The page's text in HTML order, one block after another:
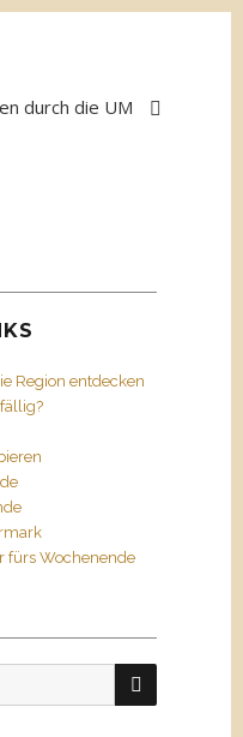
durch die UM
Region entdecken
fürs Wochenende
SUCHEN